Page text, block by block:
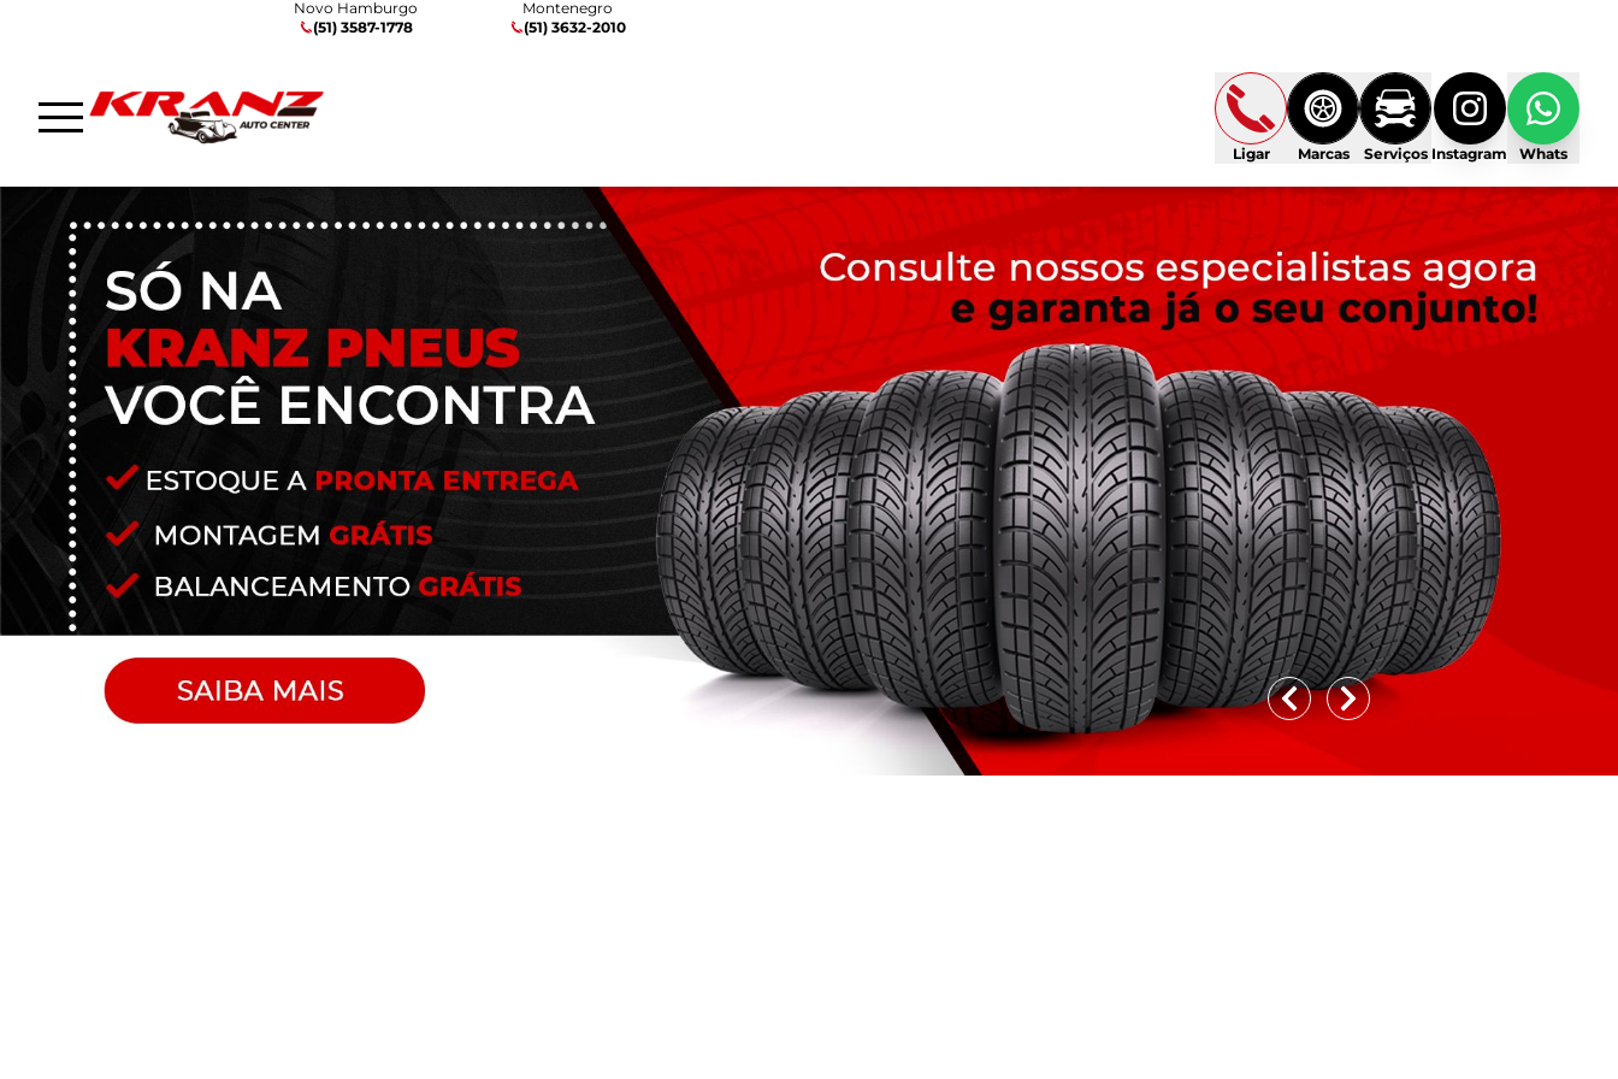
Novo Hamburgo
(51) 3587-1778
Montenegro
(51) 3632-2010
Ligar Marcas Serviços Instagram Whats